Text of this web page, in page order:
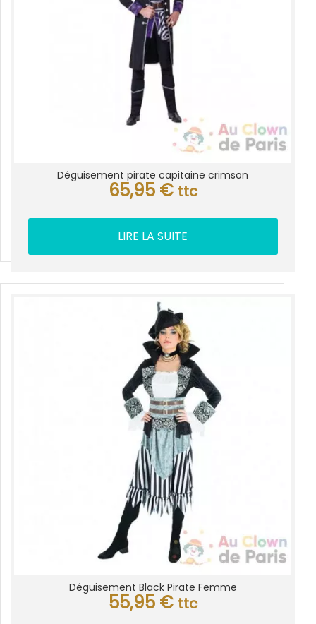
Déguisement pirate capitaine crimson
65,95 € ttc
LIRE LA SUITE
Déguisement Black Pirate Femme
55,95 € ttc